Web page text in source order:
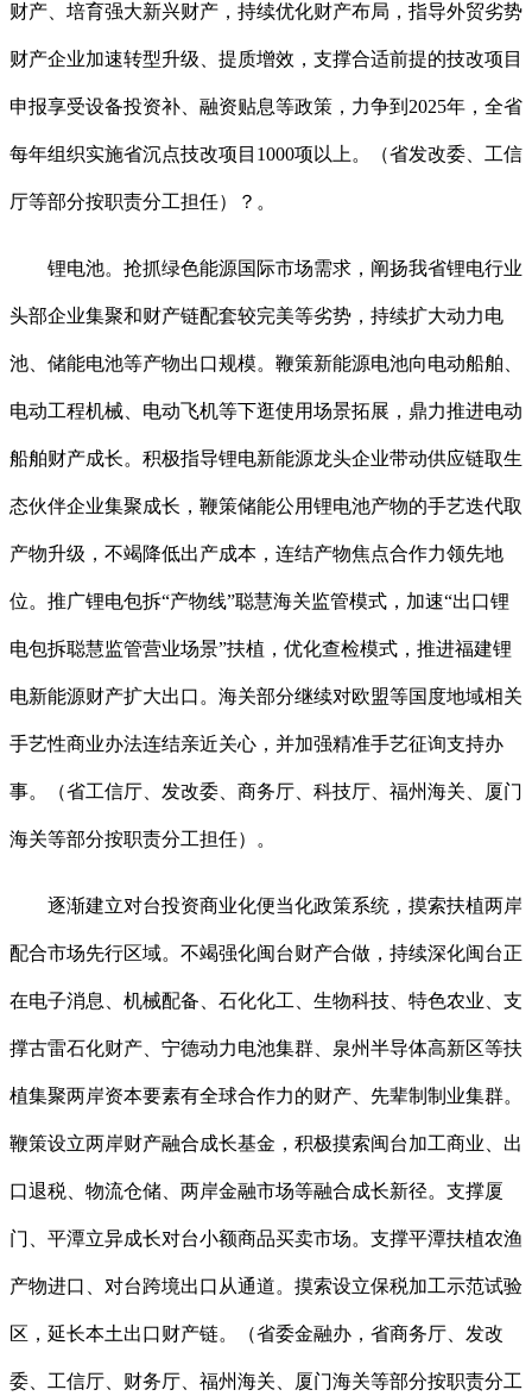
财产、培育强大新兴财产，持续优化财产布局，指导外贸劣势
财产企业加速转型升级、提质增效，支撑合适前提的技改项目
申报享受设备投资补、融资贴息等政策，力争到2025年，全省
每年组织实施省沉点技改项目1000项以上。（省发改委、工信
厅等部分按职责分工担任）？。
锂电池。抢抓绿色能源国际市场需求，阐扬我省锂电行业
头部企业集聚和财产链配套较完美等劣势，持续扩大动力电
池、储能电池等产物出口规模。鞭策新能源电池向电动船舶、
电动工程机械、电动飞机等下逛使用场景拓展，鼎力推进电动
船舶财产成长。积极指导锂电新能源龙头企业带动供应链取生
态伙伴企业集聚成长，鞭策储能公用锂电池产物的手艺迭代取
产物升级，不竭降低出产成本，连结产物焦点合作力领先地
位。推广锂电包拆“产物线”聪慧海关监管模式，加速“出口锂
电包拆聪慧监管营业场景”扶植，优化查检模式，推进福建锂
电新能源财产扩大出口。海关部分继续对欧盟等国度地域相关
手艺性商业办法连结亲近关心，并加强精准手艺征询支持办
事。（省工信厅、发改委、商务厅、科技厅、福州海关、厦门
海关等部分按职责分工担任）。
逐渐建立对台投资商业化便当化政策系统，摸索扶植两岸
配合市场先行区域。不竭强化闽台财产合做，持续深化闽台正
在电子消息、机械配备、石化化工、生物科技、特色农业、支
撑古雷石化财产、宁德动力电池集群、泉州半导体高新区等扶
植集聚两岸资本要素有全球合作力的财产、先辈制制业集群。
鞭策设立两岸财产融合成长基金，积极摸索闽台加工商业、出
口退税、物流仓储、两岸金融市场等融合成长新径。支撑厦
门、平潭立异成长对台小额商品买卖市场。支撑平潭扶植农渔
产物进口、对台跨境出口从通道。摸索设立保税加工示范试验
区，延长本土出口财产链。（省委金融办，省商务厅、发改
委、工信厅、财务厅、福州海关、厦门海关等部分按职责分工